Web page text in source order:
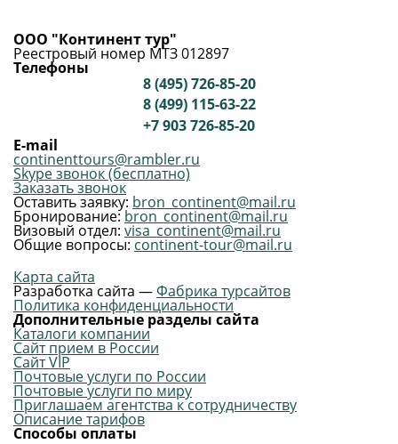
ООО "Континент тур"
Реестровый номер МТЗ 012897
Телефоны
8 (495) 726-85-20
8 (499) 115-63-22
+7 903 726-85-20
E-mail
continenttours@rambler.ru
Skype звонок (бесплатно)
Заказать звонок
Оставить заявку: bron_continent@mail.ru
Бронирование:bron_continent@mail.ru
Визовый отдел: visa_continent@mail.ru
Общие вопросы: continent-tour@mail.ru
Карта сайта
Разработка сайта —Фабрика турсайтов
Политика конфиденциальности
Дополнительные разделы сайта
Каталоги компании
Сайт прием в России
Сайт VIP
Почтовые услуги по России
Почтовые услуги по миру
Приглашаем агентства к сотрудничеству
Описание тарифов
Способы оплаты